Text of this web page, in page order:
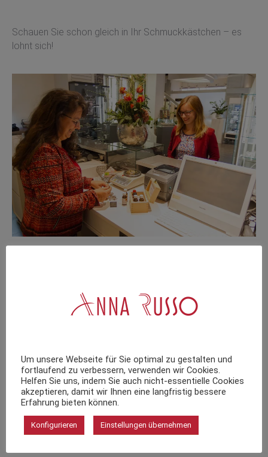
Schauen Sie schon gleich in Ihr Schmuckkästchen – es
lohnt sich!
Buchen Sie jetzt Ihren Termin online
Wir nehmen uns gerne Zeit für die Beratung – vereinbaren
Sie direkt online einen Termin.
Um unsere Webseite für Sie optimal zu gestalten und
fortlaufend zu verbessern, verwenden wir Cookies.
Helfen Sie uns, indem Sie auch nicht-essentielle Cookies
akzeptieren, damit wir Ihnen eine langfristig bessere
Erfahrung bieten können.
Konfigurieren Einstellungen übernehmen